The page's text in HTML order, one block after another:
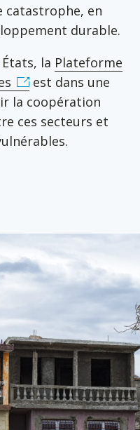
catastrophe, en
durable.
la Plateforme
est dans une
la coopération
ces secteurs et